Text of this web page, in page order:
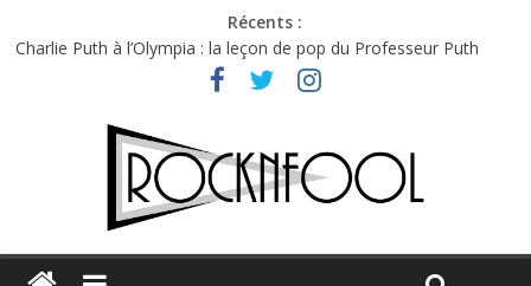
Récents :
Charlie Puth à l’Olympia : la leçon de pop du Professeur Puth
Festival Triptyque : un nouveau festival de musique indépendant
Hellfest 2026 vendredi : température et émotions en hausse
Hellfest 2026 jeudi : impossible de choisir entre chaleur et bonne
Première édition du Midgard Festival : entre bière, métal et